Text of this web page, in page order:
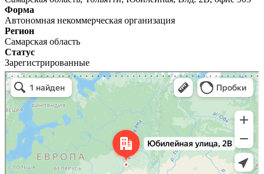
Форма
Автономная некоммерческая организация
Регион
Самарская область
Статус
Зарегистрированные